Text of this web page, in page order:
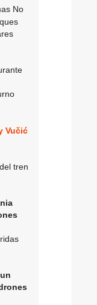
No
Vučić
tren